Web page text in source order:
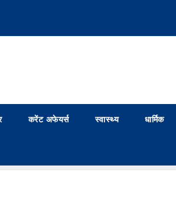
करेंट अफेयर्स स्वास्थ्य धार्मिक